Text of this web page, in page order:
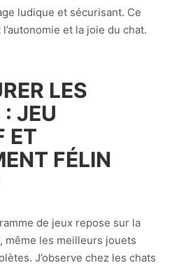
ludique et sécurisant. Ce
et la joie du chat.
LES
JEU
ET
FÉLIN
de jeux repose sur la
même les meilleurs jouets
J’observe chez les chats